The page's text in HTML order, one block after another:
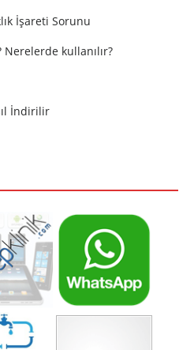
İşareti Sorunu
Nerelerde kullanılır?
İndirilir